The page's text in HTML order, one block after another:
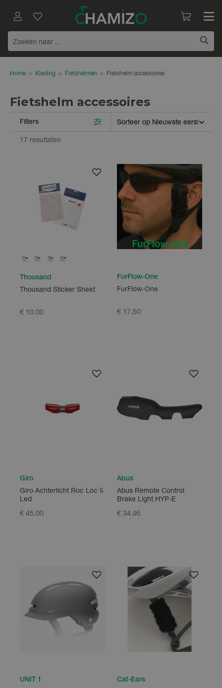
Home > Kleding > Fietshelmen > Fietshelm accessoires
Fietshelm accessoires
Filters
17 resultaten
Thousand
Thousand Sticker Sheet
€ 10.00
FurFlow-One
FurFlow-One
€ 17.50
Giro
Giro Achterlicht Roc Loc 5
Led
€ 45.00
Abus
Abus Remote Control
Brake Light HYP-E
€ 34.95
UNIT 1
Cat-Ears